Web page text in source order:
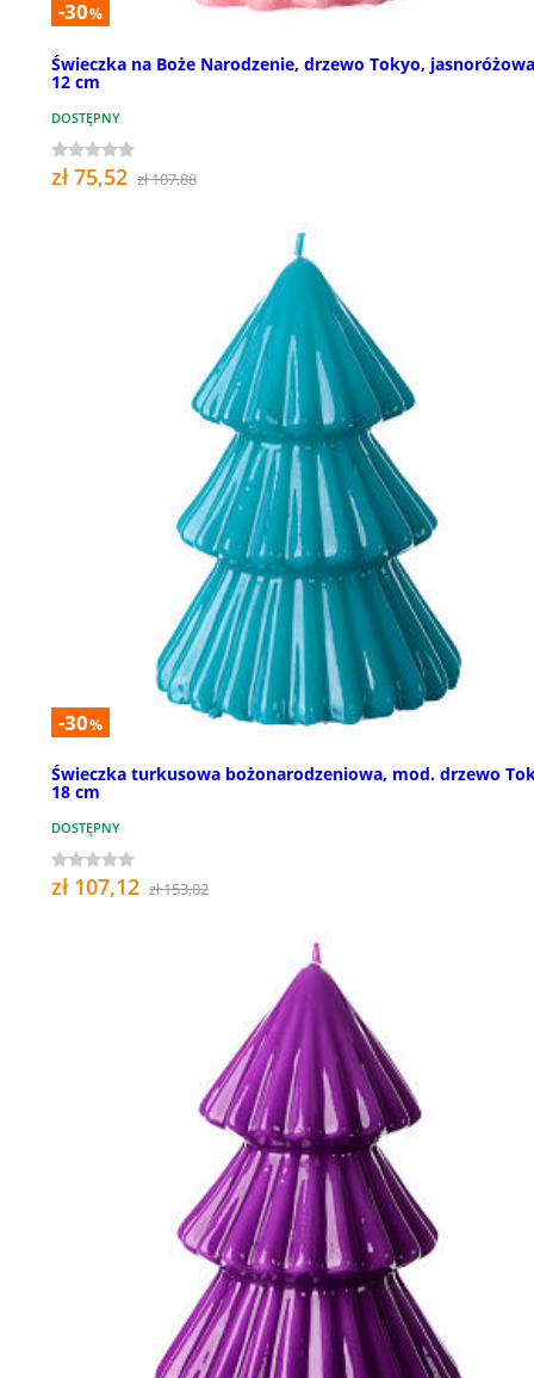
-30%
Świeczka na Boże Narodzenie, drzewo Tokyo,
12 cm
DOSTĘPNY
zł 75,52 zł 107,88
-30%
Świeczka turkusowa bożonarodzeniowa, mod. drzewo
18 cm
DOSTĘPNY
zł 107,12 zł 153,02